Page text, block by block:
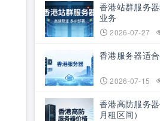
香港站群服务
业务
2026-07-27
香港服务器适
2026-07-15
香港高防服务
月租区间）